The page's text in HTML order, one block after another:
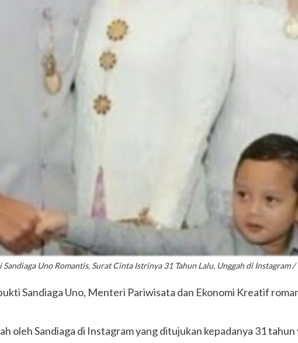
Sandiaga Uno Romantis, Surat Cinta Istrinya 31 Tahun Lalu, Unggah di Instagram
Sandiaga Uno, Menteri Pariwisata dan Ekonomi Kreatif
oleh Sandiaga di Instagram yang ditujukan kepadanya 31 tahun